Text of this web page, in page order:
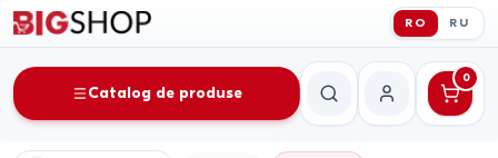
RO RU
Catalog de produse
CăutareContul meu
0